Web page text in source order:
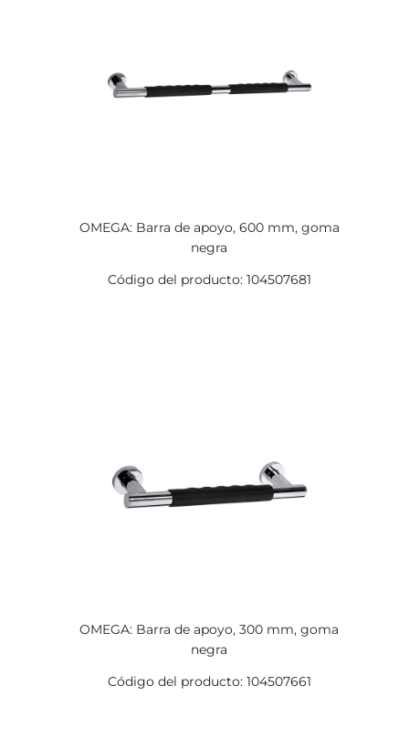
OMEGA: Barra de apoyo, 600 mm, goma
negra
Código del producto: 104507681
OMEGA: Barra de apoyo, 300 mm, goma
negra
Código del producto: 104507661